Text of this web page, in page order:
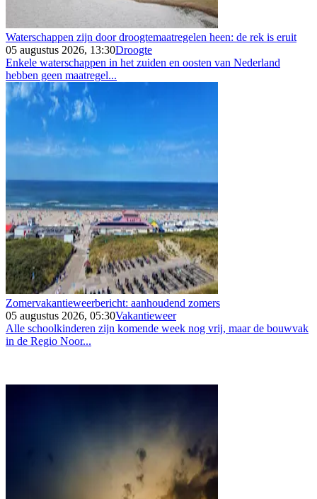
Waterschappen zijn door droogtemaatregelen heen: de rek is eruit
05 augustus 2026, 13:30Droogte
Enkele waterschappen in het zuiden en oosten van Nederland
hebben geen maatregel...
Zomervakantieweerbericht: aanhoudend zomers
05 augustus 2026, 05:30Vakantieweer
Alle schoolkinderen zijn komende week nog vrij, maar de bouwvak
in de Regio Noor...